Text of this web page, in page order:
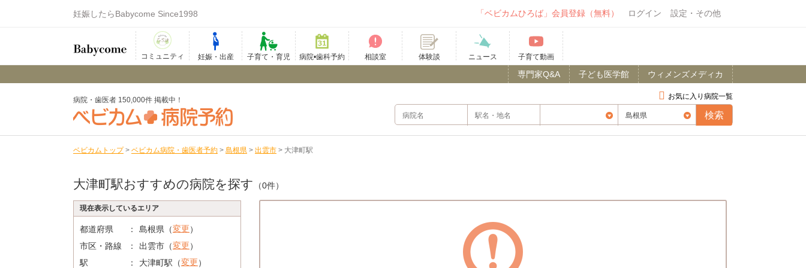
妊娠したらBabycome Since1998 「ベビカムひろば」会員登録（無料） ログイン 設定・その他
コミュニティ 妊娠・出産 子育て・育児 病院•歯科予約 相談室 体験談 ニュース 子育て動画
ウィメンズメディカ
子ども医学館
専門家Q&A
お気に入り病院一覧
病院・歯医者 150,000件 掲載中！
ベビカムトップ > ベビカム病院・歯医者予約 > 島根県 > 出雲市 > 大津町駅
大津町駅おすすめの病院を探す （0件）
現在表示しているエリア
都道府県 島根県（変更）
市区・路線
出雲市（変更）
駅
大津町駅（変更）